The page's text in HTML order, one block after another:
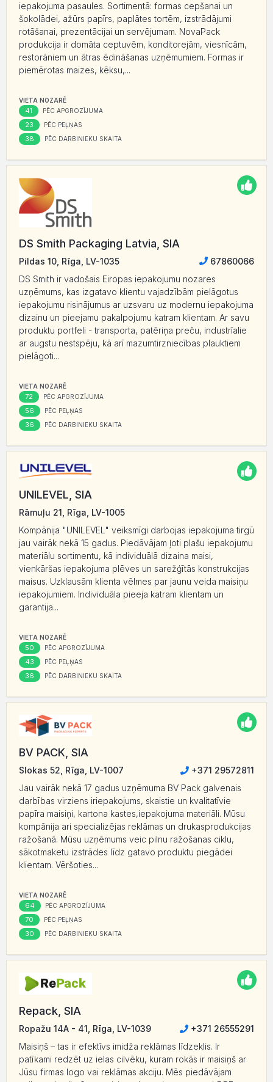
iepakojuma pasaules. Sortimentā: formas cepšanai un
šokolādei, ažūrs papīrs, paplātes tortēm, izstrādājumi
rotāšanai, prezentācijai un servējumam. NovaPack
produkcija ir domāta ceptuvēm, konditorejām, viesnīcām,
restorāniem un ātras ēdināšanas uzņēmumiem. Formas ir
piemērotas maizes, kēksu,...
VIETA NOZARĒ
41 PĒC APGROZĪJUMA
23 PĒC PEĻŅAS
38 PĒC DARBINIEKU SKAITA
DS Smith Packaging Latvia, SIA
Pildas 10, Rīga, LV-1035
67860066
DS Smith ir vadošais Eiropas iepakojumu nozares
uzņēmums, kas izgatavo klientu vajadzībām pielāgotus
iepakojumu risinājumus ar uzsvaru uz modernu iepakojuma
dizainu un pieejamu pakalpojumu katram klientam. Ar savu
produktu portfeli - transporta, patēriņa preču, industrīalie
ar augstu nestspēju, kā arī mazumtirzniecības plauktiem
pielāgoti...
VIETA NOZARĒ
72 PĒC APGROZĪJUMA
56 PĒC PEĻŅAS
36 PĒC DARBINIEKU SKAITA
UNILEVEL, SIA
Rāmuļu 21, Rīga, LV-1005
Kompānija "UNILEVEL" veiksmīgi darbojas iepakojuma tirgū
jau vairāk nekā 15 gadus. Piedāvājam ļoti plašu iepakojumu
materiālu sortimentu, kā individuālā dizaina maisi,
vienkāršas iepakojuma plēves un sarežģītās konstrukcijas
maisus. Uzklausām klienta vēlmes par jaunu veida maisiņu
iepakojumiem. Individuāla pieeja katram klientam un
garantija...
VIETA NOZARĒ
50 PĒC APGROZĪJUMA
43 PĒC PEĻŅAS
36 PĒC DARBINIEKU SKAITA
BV PACK, SIA
Slokas 52, Rīga, LV-1007
+371 29572811
Jau vairāk nekā 17 gadus uzņēmuma BV Pack galvenais
darbības virziens iriepakojums, skaistie un kvalitatīvie
papīra maisiņi, kartona kastes,iepakojuma materiāli. Mūsu
kompānija ari specializējas reklāmas un drukasprodukcijas
ražošanā. Mūsu uzņēmums veic pilnu ražošanas ciklu,
sākotmaketu izstrādes līdz gatavo produktu piegādei
klientam. Vēršoties...
VIETA NOZARĒ
64 PĒC APGROZĪJUMA
70 PĒC PEĻŅAS
30 PĒC DARBINIEKU SKAITA
Repack, SIA
Ropažu 14A - 41, Rīga, LV-1039
+371 26555291
Maisiņš – tas ir efektīvs imidža reklāmas līdzeklis. Ir
patīkami redzēt uz ielas cilvēku, kuram rokās ir maisiņš ar
Jūsu firmas logo vai reklāmas akciju. Mēs piedāvājam